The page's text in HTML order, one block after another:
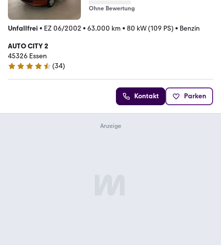
Ohne Bewertung
Unfallfrei • EZ 06/2002 • 63.000 km • 80 kW (109 PS) • Benzin
AUTO CITY 2
45326 Essen
4.3 Sterne
(34)
Kontakt Parken